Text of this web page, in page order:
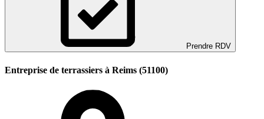
Prendre RDV
Entreprise de terrassiers à Reims (51100)